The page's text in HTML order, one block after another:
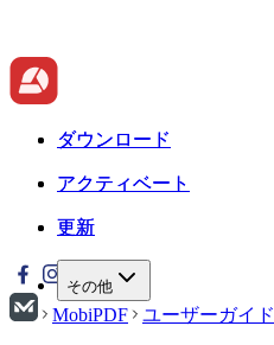
ダウンロード
アクティベート
更新
その他
ダウンロード
アクティベート
更新
MobiPDF ユーザーガイド